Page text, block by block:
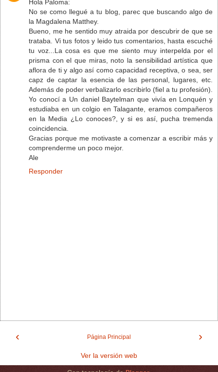
Hola Paloma:
No se como llegué a tu blog, parec que buscando algo de
la Magdalena Matthey.
Bueno, me he sentido muy atraida por descubrir de que se
trataba. Vi tus fotos y leido tus comentarios, hasta escuché
tu voz...La cosa es que me siento muy interpelda por el
prisma con el que miras, noto la sensibilidad artística que
aflora de ti y algo así como capacidad receptiva, o sea, ser
capz de captar la esencia de las personal, lugares, etc.
Además de poder verbalizarlo escribirlo (fiel a tu profesión).
Yo conocí a Un daniel Baytelman que vivía en Lonquén y
estudiaba en un colgio en Talagante, eramos compañeros
en la Media ¿Lo conoces?, y si es así, pucha tremenda
coincidencia.
Gracias porque me motivaste a comenzar a escribir más y
comprenderme un poco mejor.
Ale
Responder
‹ ›
Página Principal
Ver la versión web